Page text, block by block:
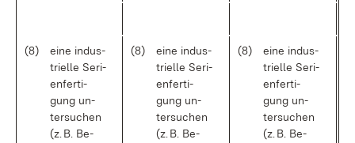
(8)
ei­ne in­dus­
tri­el­le Se­ri­
en­fer­ti­
gung un­
ter­su­chen
(z. B. Be­
(8)
ei­ne in­dus­
tri­el­le Se­ri­
en­fer­ti­
gung un­
ter­su­chen
(z. B. Be­
(8)
ei­ne in­dus­
tri­el­le Se­ri­
en­fer­ti­
gung un­
ter­su­chen
(z. B. Be­